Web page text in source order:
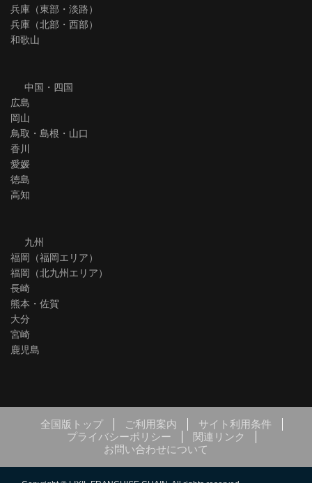
兵庫（東部・淡路）
兵庫（北部・西部）
和歌山
中国・四国
広島
岡山
鳥取・島根・山口
香川
愛媛
徳島
高知
九州
福岡（福岡エリア）
福岡（北九州エリア）
長崎
熊本・佐賀
大分
宮崎
鹿児島
全国版トップ ご利用案内
サイト利用条件
プライバシーポリシー
関連リンク
お問い合わせについて